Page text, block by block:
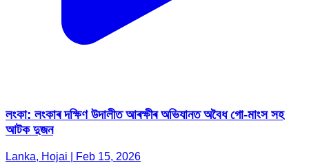
লংকা: লংকাৰ দক্ষিণ উদালীত আৰক্ষীৰ অভিযানত অবৈধ গো-মাংস সহ
আটক দুজন
Lanka, Hojai | Feb 15, 2026